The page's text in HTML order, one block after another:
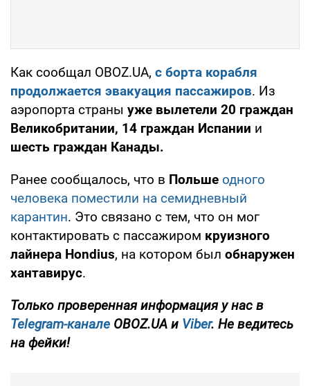
Как сообщал OBOZ.UA, с борта корабля
продолжается эвакуация пассажиров. Из
аэропорта страны уже вылетели 20 граждан
Великобритании, 14 граждан Испании и
шесть граждан Канады.
Ранее сообщалось, что в Польше одного
человека поместили на семидневный
карантин. Это связано с тем, что он мог
контактировать с пассажиром круизного
лайнера Hondius, на котором был обнаружен
хантавирус.
Только проверенная информация у нас в
Telegram-канале OBOZ.UA и Viber. Не ведитесь
на фейки!